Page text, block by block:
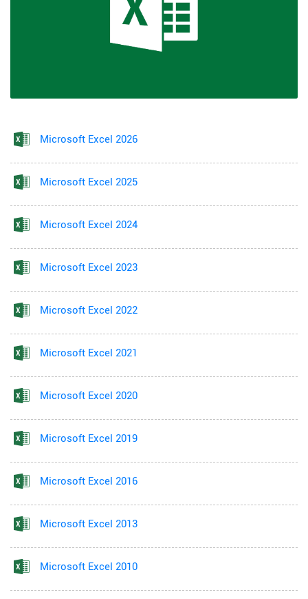
Microsoft Excel 2026
Microsoft Excel 2025
Microsoft Excel 2024
Microsoft Excel 2023
Microsoft Excel 2022
Microsoft Excel 2021
Microsoft Excel 2020
Microsoft Excel 2019
Microsoft Excel 2016
Microsoft Excel 2013
Microsoft Excel 2010